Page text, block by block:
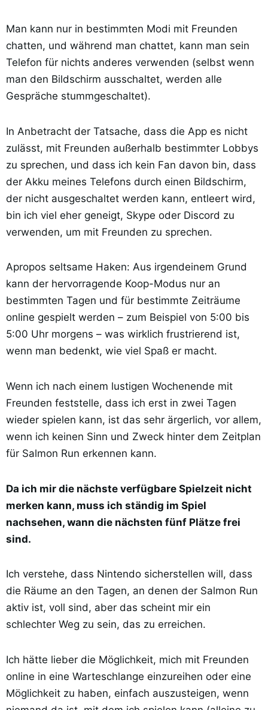
Man kann nur in bestimmten Modi mit Freunden
chatten, und während man chattet, kann man sein
Telefon für nichts anderes verwenden (selbst wenn
man den Bildschirm ausschaltet, werden alle
Gespräche stummgeschaltet).
In Anbetracht der Tatsache, dass die App es nicht
zulässt, mit Freunden außerhalb bestimmter Lobbys
zu sprechen, und dass ich kein Fan davon bin, dass
der Akku meines Telefons durch einen Bildschirm,
der nicht ausgeschaltet werden kann, entleert wird,
bin ich viel eher geneigt, Skype oder Discord zu
verwenden, um mit Freunden zu sprechen.
Apropos seltsame Haken: Aus irgendeinem Grund
kann der hervorragende Koop-Modus nur an
bestimmten Tagen und für bestimmte Zeiträume
online gespielt werden – zum Beispiel von 5:00 bis
5:00 Uhr morgens – was wirklich frustrierend ist,
wenn man bedenkt, wie viel Spaß er macht.
Wenn ich nach einem lustigen Wochenende mit
Freunden feststelle, dass ich erst in zwei Tagen
wieder spielen kann, ist das sehr ärgerlich, vor allem,
wenn ich keinen Sinn und Zweck hinter dem Zeitplan
für Salmon Run erkennen kann.
Da ich mir die nächste verfügbare Spielzeit nicht
merken kann, muss ich ständig im Spiel
nachsehen, wann die nächsten fünf Plätze frei
sind.
Ich verstehe, dass Nintendo sicherstellen will, dass
die Räume an den Tagen, an denen der Salmon Run
aktiv ist, voll sind, aber das scheint mir ein
schlechter Weg zu sein, das zu erreichen.
Ich hätte lieber die Möglichkeit, mich mit Freunden
online in eine Warteschlange einzureihen oder eine
Möglichkeit zu haben, einfach auszusteigen, wenn